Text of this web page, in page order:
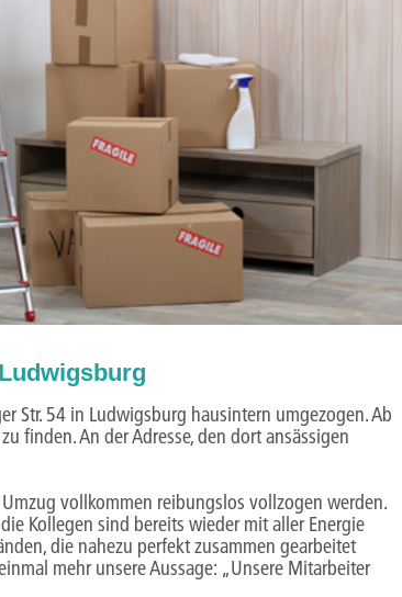
Str. 54 in Ludwigsburg hausintern umgezogen. Ab
finden. An der Adresse, den dort ansässigen
vollkommen reibungslos vollzogen werden.
Kollegen sind bereits wieder mit aller Energie
die nahezu perfekt zusammen gearbeitet
mehr unsere Aussage: „Unsere Mitarbeiter